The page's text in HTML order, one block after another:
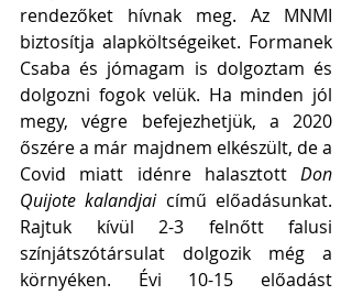
rendezőket hívnak meg. Az MNMI
biztosítja alapköltségeiket. Formanek
Csaba és jómagam is dolgoztam és
dolgozni fogok velük. Ha minden jól
megy, végre befejezhetjük, a 2020
őszére a már majdnem elkészült, de a
Covid miatt idénre halasztott Don
Quijote kalandjai című előadásunkat.
Rajtuk kívül 2-3 felnőtt falusi
színjátszótársulat dolgozik még a
környéken. Évi 10-15 előadást